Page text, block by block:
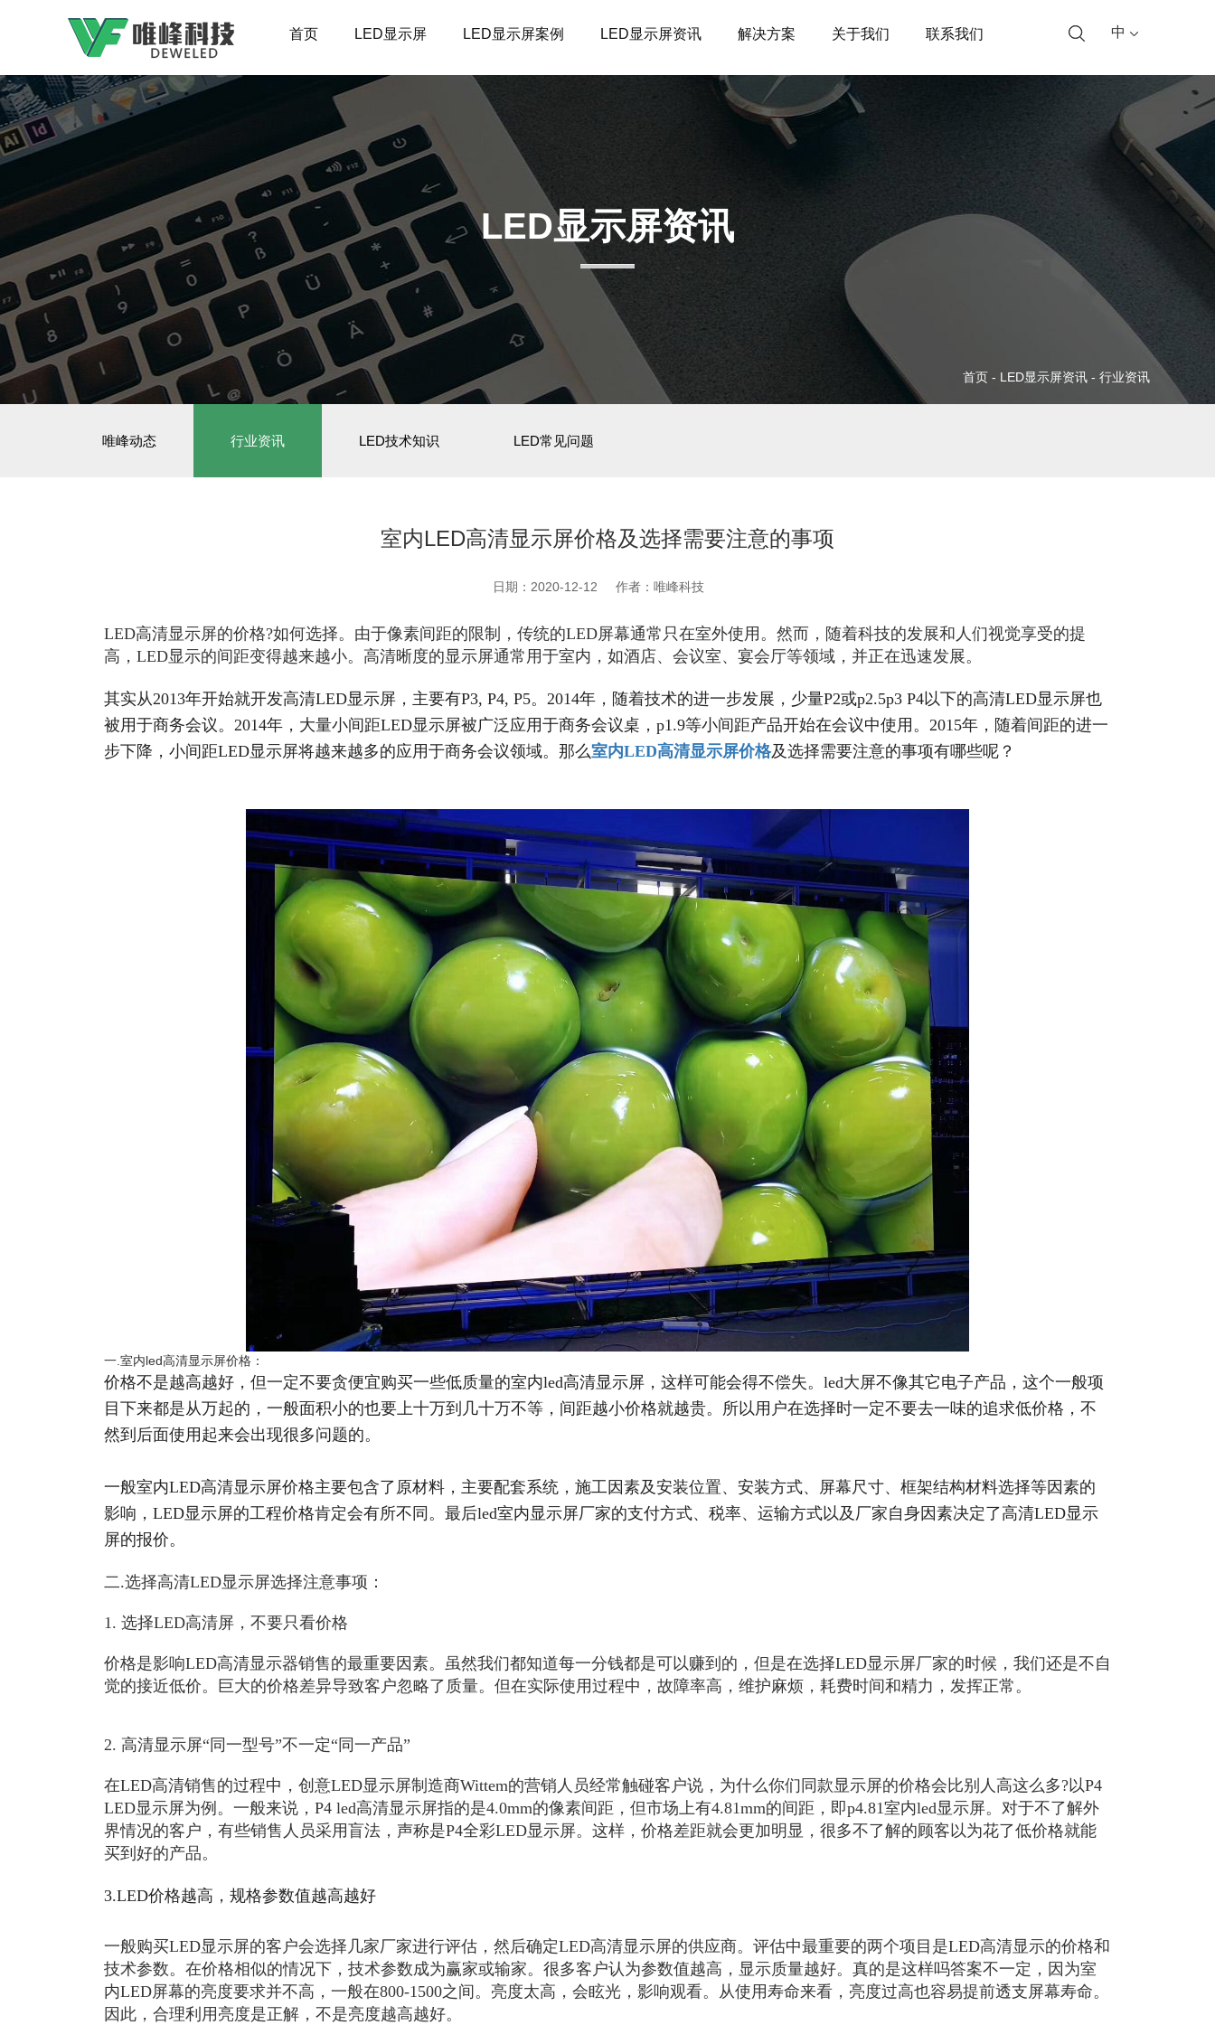
首页 LED显示屏 LED显示屏案例 LED显示屏资讯 解决方案 关于我们 联系我们 中
LED显示屏资讯
首页 - LED显示屏资讯 - 行业资讯
唯峰动态 行业资讯 LED技术知识 LED常见问题
室内LED高清显示屏价格及选择需要注意的事项
日期：2020-12-12 作者：唯峰科技
LED高清显示屏的价格?如何选择。由于像素间距的限制，传统的LED屏幕通常只在室外使用。然而，随着科技的发展和人们视觉享受的提
高，LED显示的间距变得越来越小。高清晰度的显示屏通常用于室内，如酒店、会议室、宴会厅等领域，并正在迅速发展。
其实从2013年开始就开发高清LED显示屏，主要有P3, P4, P5。2014年，随着技术的进一步发展，少量P2或p2.5p3 P4以下的高清LED显示屏也
被用于商务会议。2014年，大量小间距LED显示屏被广泛应用于商务会议桌，p1.9等小间距产品开始在会议中使用。2015年，随着间距的进一
步下降，小间距LED显示屏将越来越多的应用于商务会议领域。那么室内LED高清显示屏价格及选择需要注意的事项有哪些呢？
一.室内led高清显示屏价格：
价格不是越高越好，但一定不要贪便宜购买一些低质量的室内led高清显示屏，这样可能会得不偿失。led大屏不像其它电子产品，这个一般项
目下来都是从万起的，一般面积小的也要上十万到几十万不等，间距越小价格就越贵。所以用户在选择时一定不要去一味的追求低价格，不
然到后面使用起来会出现很多问题的。
一般室内LED高清显示屏价格主要包含了原材料，主要配套系统，施工因素及安装位置、安装方式、屏幕尺寸、框架结构材料选择等因素的
影响，LED显示屏的工程价格肯定会有所不同。 最后led室内显示屏厂家的支付方式、税率、运输方式以及厂家自身因素决定了高清LED显示
屏的报价。
二.选择高清LED显示屏选择注意事项：
1. 选择LED高清屏，不要只看价格
价格是影响LED高清显示器销售的最重要因素。虽然我们都知道每一分钱都是可以赚到的，但是在选择LED显示屏厂家的时候，我们还是不自
觉的接近低价。巨大的价格差异导致客户忽略了质量。但在实际使用过程中，故障率高，维护麻烦，耗费时间和精力，发挥正常。
2. 高清显示屏“同一型号”不一定“同一产品”
在LED高清销售的过程中，创意LED显示屏制造商Wittem的营销人员经常触碰客户说，为什么你们同款显示屏的价格会比别人高这么多?以P4
LED显示屏为例。一般来说，P4 led高清显示屏指的是4.0mm的像素间距，但市场上有4.81mm的间距，即p4.81室内led显示屏。对于不了解外
界情况的客户，有些销售人员采用盲法，声称是P4全彩LED显示屏。这样，价格差距就会更加明显，很多不了解的顾客以为花了低价格就能
买到好的产品。
3.LED价格越高，规格参数值越高越好
一般购买LED显示屏的客户会选择几家厂家进行评估，然后确定LED高清显示屏的供应商。评估中最重要的两个项目是LED高清显示的价格和
技术参数。在价格相似的情况下，技术参数成为赢家或输家。很多客户认为参数值越高，显示质量越好。真的是这样吗答案不一定，因为室
内LED屏幕的亮度要求并不高，一般在800-1500之间。亮度太高，会眩光，影响观看。从使用寿命来看，亮度过高也容易提前透支屏幕寿命。
因此，合理利用亮度是正解，不是亮度越高越好。